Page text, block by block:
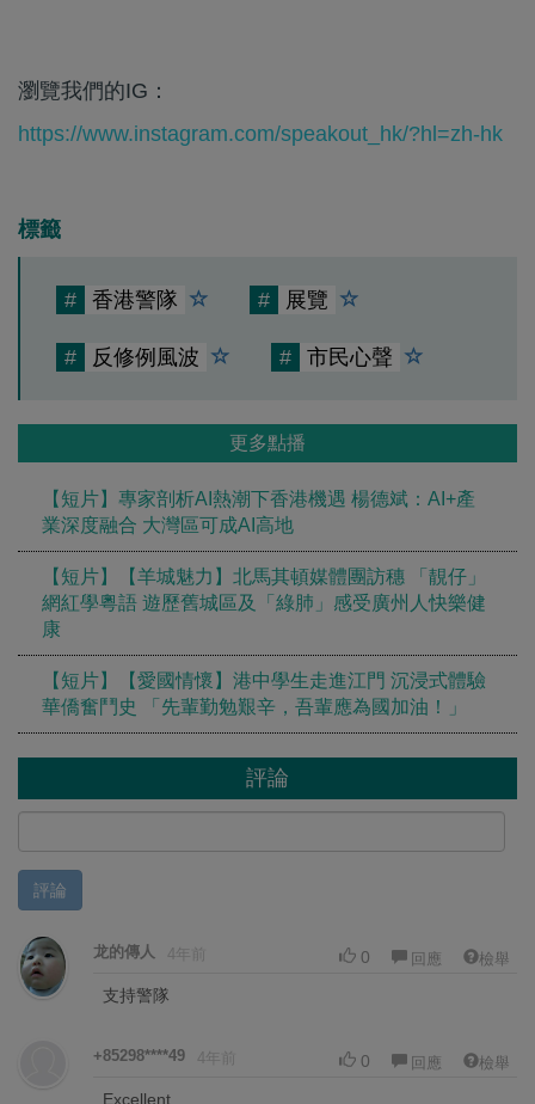
瀏覽我們的IG：
https://www.instagram.com/speakout_hk/?hl=zh-hk
標籤
# 香港警隊 # 展覽
# 反修例風波 # 市民心聲
更多點播
【短片】專家剖析AI熱潮下香港機遇 楊德斌：AI+產
業深度融合 大灣區可成AI高地
【短片】【羊城魅力】北馬其頓媒體團訪穗 「靚仔」
網紅學粵語 遊歷舊城區及「綠肺」感受廣州人快樂健
康
【短片】【愛國情懷】港中學生走進江門 沉浸式體驗
華僑奮鬥史 「先輩勤勉艱辛，吾輩應為國加油！」
評論
評論
龙的傳人 4年前 0 回應 檢舉
支持警隊
+85298****49 4年前 0 回應 檢舉
Excellent